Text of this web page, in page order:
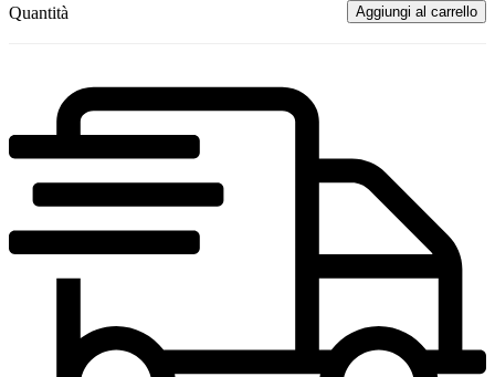
Quantità
Aggiungi al carrello